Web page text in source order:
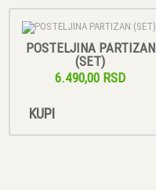
POSTELJINA PARTIZAN
(SET)
6.490,00 RSD
KUPI